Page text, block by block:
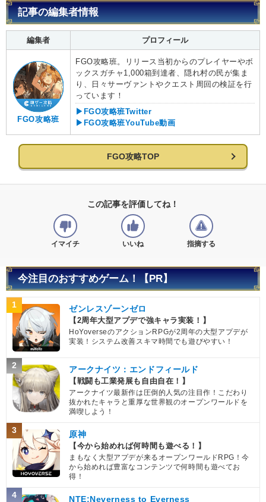
記事の編集者情報
編集者 プロフィール
FGO攻略班
FGO攻略班。リリース当初からのプレイヤーやボ
ックスガチャ1,000箱到達者、隠れ村の民が集ま
り、日々サーヴァントやクエスト周回の検証を行
っています！
▶FGO攻略班Twitter
▶FGO攻略班YouTube動画
FGO攻略TOP
この記事を評価してね！
イマイチ いいね 指摘する
今注目のおすすめゲーム！【PR】
1 ゼンレスゾーンゼロ
【2周年大型アプデで強キャラ実装！】
HoYoverseのアクションRPGが2周年の大型アプデが
実装！システム改善スキマ時間でも遊びやすい！
2 アークナイツ：エンドフィールド
【戦闘も工業発展も自由自在！】
アークナイツ最新作は圧倒的人気の注目作！こだわり
抜かれたキャラと重厚な世界観のオープンワールドを
満喫しよう！
3 原神
【今から始めれば何時間も遊べる！】
まもなく大型アプデが来るオープンワールドRPG！今
から始めれば豊富なコンテンツで何時間も遊べてお
得！
4 NTE:Neverness to Everness